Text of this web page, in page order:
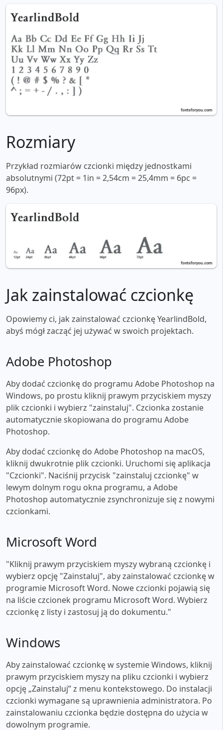
Rozmiary
Przykład rozmiarów czcionki między jednostkami
absolutnymi (72pt = 1in = 2,54cm = 25,4mm = 6pc =
96px).
Jak zainstalować czcionkę
Opowiemy ci, jak zainstalować czcionkę YearlindBold,
abyś mógł zacząć jej używać w swoich projektach.
Adobe Photoshop
Aby dodać czcionkę do programu Adobe Photoshop na
Windows, po prostu kliknij prawym przyciskiem myszy
plik czcionki i wybierz "zainstaluj". Czcionka zostanie
automatycznie skopiowana do programu Adobe
Photoshop.
Aby dodać czcionkę do Adobe Photoshop na macOS,
kliknij dwukrotnie plik czcionki. Uruchomi się aplikacja
"Czcionki". Naciśnij przycisk "zainstaluj czcionkę" w
lewym dolnym rogu okna programu, a Adobe
Photoshop automatycznie zsynchronizuje się z nowymi
czcionkami.
Microsoft Word
"Kliknij prawym przyciskiem myszy wybraną czcionkę i
wybierz opcję "Zainstaluj", aby zainstalować czcionkę w
programie Microsoft Word. Nowe czcionki pojawią się
na liście czcionek programu Microsoft Word. Wybierz
czcionkę z listy i zastosuj ją do dokumentu."
Windows
Aby zainstalować czcionkę w systemie Windows, kliknij
prawym przyciskiem myszy na pliku czcionki i wybierz
opcję „Zainstaluj” z menu kontekstowego. Do instalacji
czcionki wymagane są uprawnienia administratora. Po
zainstalowaniu czcionka będzie dostępna do użycia w
dowolnym programie.